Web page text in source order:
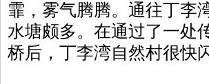
霏，雾气腾腾。通往丁李
水塘颇多。在通过了一
桥后，丁李湾自然村很快